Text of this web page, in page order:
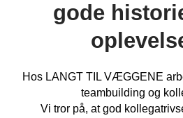
gode
Hos LANGT TIL VÆGGENE
teambuilding og
Vi tror på, at god